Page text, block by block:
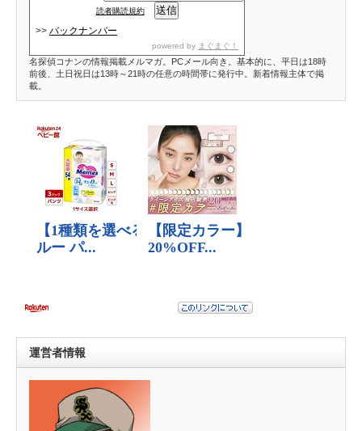
読者購読規約
>> バックナンバー
powered by まぐまぐ！
名探偵コナンの情報掲載メルマガ。PCメール向き。基本的に、平日は18時
前後、土日祝日は13時～21時の任意の時間帯に発行中。新着情報主体で掲
載。
運営者情報